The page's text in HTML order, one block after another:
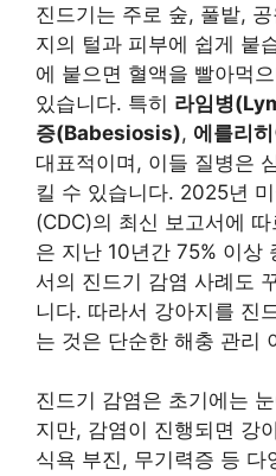
진드기는 주로 숲, 풀밭,
지의 털과 피부에 쉽게 붙
에 붙으면 혈액을 빨아먹
있습니다. 특히 라임병
증(Babesiosis), 에를리
대표적이며, 이들 질병은
킬 수 있습니다. 2025년
(CDC)의 최신 보고서에
은 지난 10년간 75% 이상
서의 진드기 감염 사례도
니다. 따라서 강아지를 진
는 것은 단순한 해충 관리
진드기 감염은 초기에는
지만, 감염이 진행되면 강
식욕 부진, 무기력증 등 다